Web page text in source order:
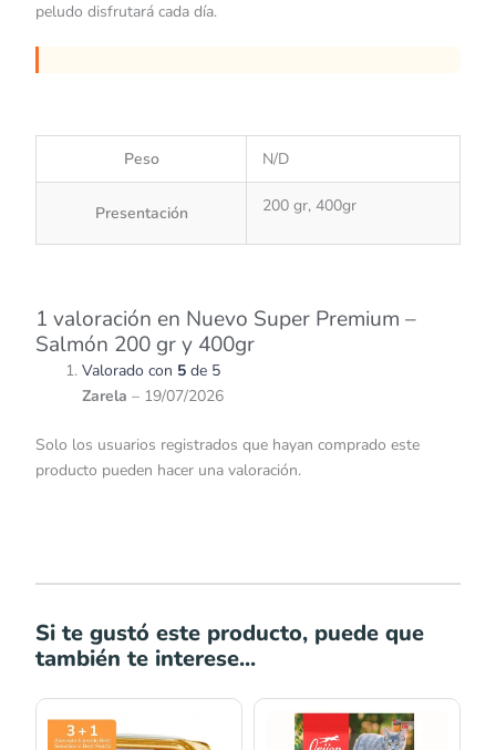
peludo disfrutará cada día.
Peso N/D
Presentación 200 gr, 400gr
1 valoración en Nuevo Super Premium –
Salmón 200 gr y 400gr
Valorado con 5 de 5
Zarela – 19/07/2026
Solo los usuarios registrados que hayan comprado este
producto pueden hacer una valoración.
Si te gustó este producto, puede que
también te interese...
Rango
de